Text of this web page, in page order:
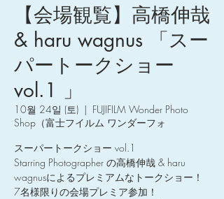
【会場観覧】高橋伸哉
& haru wagnus 「スー
パートークショー
vol.1 」
10월 24일 (토)
  |
FUJIFILM Wonder Photo
Shop（富士フイルム ワンダーフォ
スーパートークショー vol.1
Starring Photographer の高橋伸哉 & haru
wagnusによるプレミアムなトークショー！
7名様限りの会場プレミア参加！